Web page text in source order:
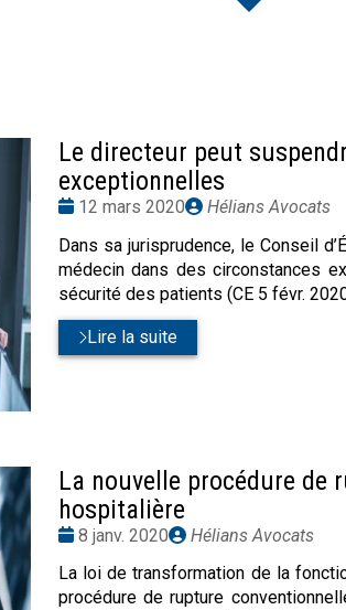
Le directeur peut
exceptionnelles
Date
12 mars 2020
Publié
Hélians Avocats
Dans sa jurisprudence, le Conseil
médecin dans des circonstances
sécurité des patients (CE 5 févr.
Lire la suite
La nouvelle procédure
hospitalière
Date
8 janv. 2020
Publié
Hélians Avocats
La loi de transformation de la
procédure de rupture